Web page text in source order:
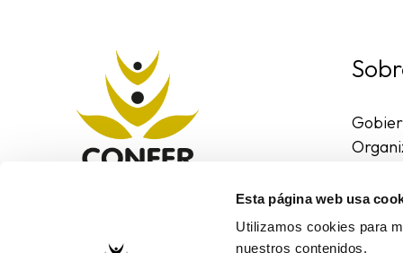
Esta página web usa
Utilizamos cookies para
nuestros contenidos.